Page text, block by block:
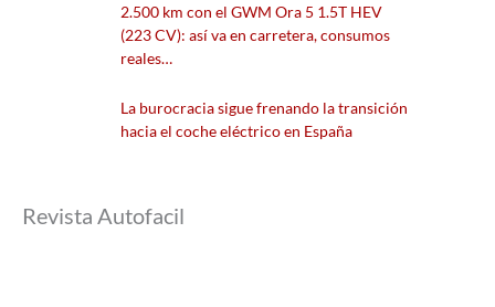
2.500 km con el GWM Ora 5 1.5T HEV
(223 CV): así va en carretera, consumos
reales…
La burocracia sigue frenando la transición
hacia el coche eléctrico en España
Revista Autofacil